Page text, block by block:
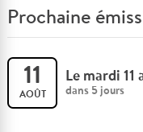
Prochaine
11
AOÛT
Le mardi 11
dans 5 jours